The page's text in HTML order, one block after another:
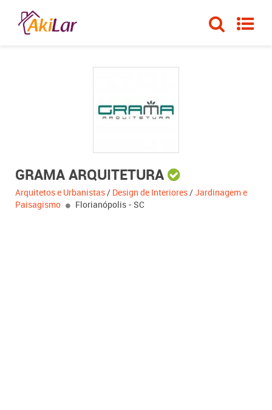
GRAMA ARQUITETURA
Arquitetos e Urbanistas/ Design de Interiores/Jardinagem e
Paisagismo
Florianópolis - SC